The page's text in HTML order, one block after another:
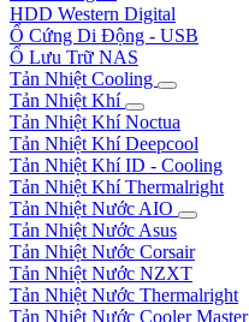
HDD Western Digital
Ổ Cứng Di Động - USB
Ổ Lưu Trữ NAS
Tản Nhiệt Cooling
Tản Nhiệt Khí
Tản Nhiệt Khí Noctua
Tản Nhiệt Khí Deepcool
Tản Nhiệt Khí ID - Cooling
Tản Nhiệt Khí Thermalright
Tản Nhiệt Nước AIO
Tản Nhiệt Nước Asus
Tản Nhiệt Nước Corsair
Tản Nhiệt Nước NZXT
Tản Nhiệt Nước Thermalright
Tản Nhiệt Nước Cooler Master